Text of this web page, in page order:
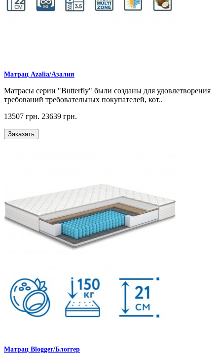
Матрац Azalia/Азалия
Матрасы серии "Butterfly" были созданы для удовлетворения
требований требовательных покупателей, кот..
13507 грн. 23639 грн.
Заказать
Матрац Blogger/Блоггер